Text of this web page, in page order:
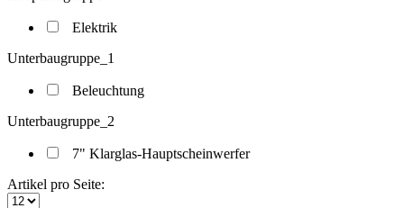
Elektrik
Unterbaugruppe_1
Beleuchtung
Unterbaugruppe_2
7" Klarglas-Hauptscheinwerfer
Artikel pro Seite: